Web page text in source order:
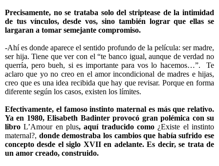
Precisamente, no se trataba solo del striptease de la intimidad
de tus vínculos, desde vos, sino también lograr que ellas se
largaran a tomar semejante compromiso.
-Ahí es donde aparece el sentido profundo de la película: ser madre,
ser hija. Tiene que ver con el “te banco igual, aunque de verdad no
querría, pero bueh, si es importante para vos lo hacemos…”.
Te
aclaro que yo no creo en el amor incondicional de madres e hijas,
creo que es una idea recibida que hay que revisar. Porque en forma
diferente según los casos, existen los límites.
Efectivamente, el famoso instinto maternal es más que relativo.
Ya en 1980, Elisabeth Badinter provocó gran polémica con su
libroL’Amour en plus, aquí traducido como¿Existe el instinto
maternal?, donde demostraba los cambios que había sufrido ese
concepto desde el siglo XVII en adelante. Es decir, se trata de
un amor creado, construido.